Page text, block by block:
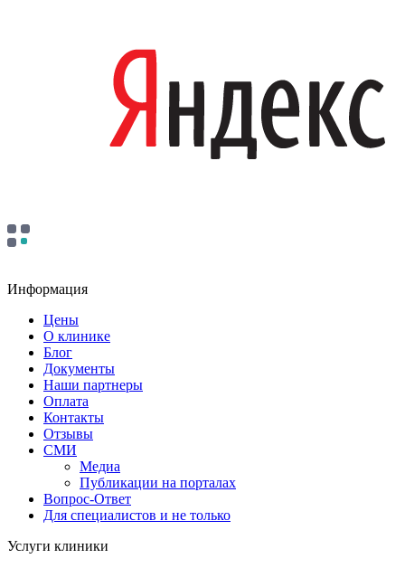
Информация
Цены
О клинике
Блог
Документы
Наши партнеры
Оплата
Контакты
Отзывы
СМИ
Медиа
Публикации на порталах
Вопрос-Ответ
Для специалистов и не только
Услуги клиники